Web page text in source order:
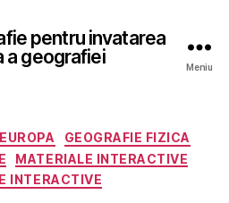
pentru invatarea
a geografiei
Meniu
Categorii
EUROPA
GEOGRAFIE FIZICA
MATERIALE INTERACTIVE
INTERACTIVE